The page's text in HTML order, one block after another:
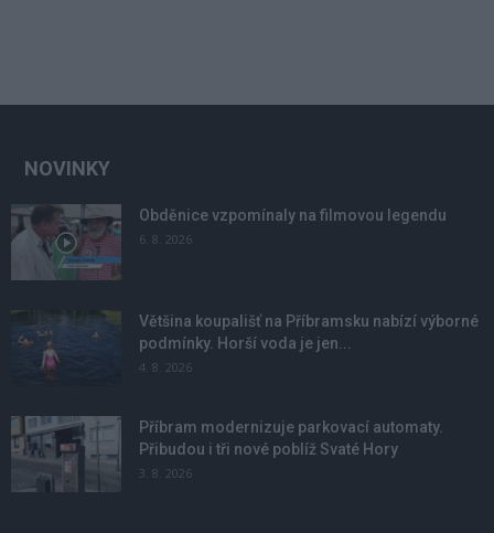
NOVINKY
Obděnice vzpomínaly na filmovou legendu
6. 8. 2026
Většina koupališť na Příbramsku nabízí výborné
podmínky. Horší voda je jen...
4. 8. 2026
Příbram modernizuje parkovací automaty.
Přibudou i tři nové poblíž Svaté Hory
3. 8. 2026